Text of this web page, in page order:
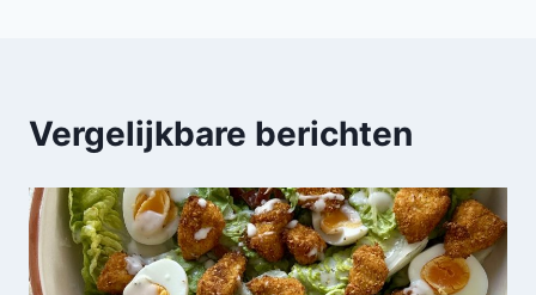
Vergelijkbare berichten